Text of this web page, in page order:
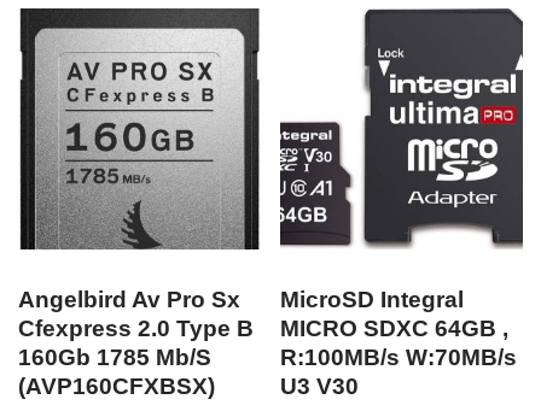
Angelbird Av Pro Sx
Cfexpress 2.0 Type B
160Gb 1785 Mb/S
(AVP160CFXBSX)
MicroSD Integral
MICRO SDXC 64GB ,
R:100MB/s W:70MB/s
U3 V30